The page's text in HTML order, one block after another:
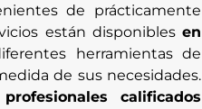
de prácticamente
están disponibles en
herramientas de
de sus necesidades.
profesionales calificados